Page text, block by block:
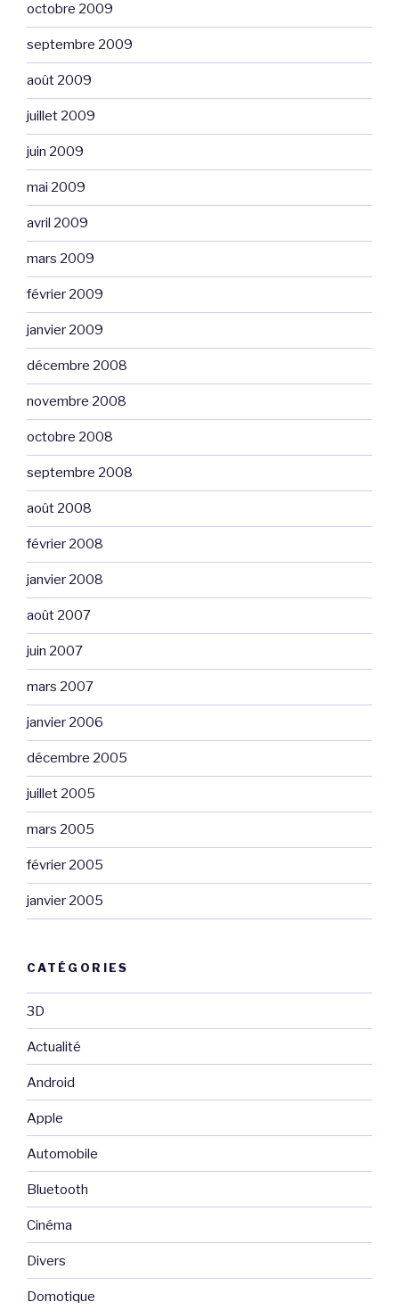
octobre 2009
septembre 2009
août 2009
juillet 2009
juin 2009
mai 2009
avril 2009
mars 2009
février 2009
janvier 2009
décembre 2008
novembre 2008
octobre 2008
septembre 2008
août 2008
février 2008
janvier 2008
août 2007
juin 2007
mars 2007
janvier 2006
décembre 2005
juillet 2005
mars 2005
février 2005
janvier 2005
CATÉGORIES
3D
Actualité
Android
Apple
Automobile
Bluetooth
Cinéma
Divers
Domotique